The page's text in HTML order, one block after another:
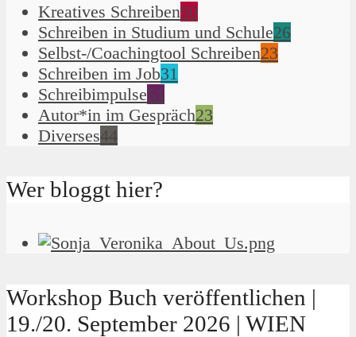
Kreatives Schreiben90
Schreiben in Studium und Schule26
Selbst-/Coachingtool Schreiben23
Schreiben im Job31
Schreibimpulse51
Autor*in im Gespräch23
Diverses44
Wer bloggt hier?
Workshop Buch veröffentlichen |
19./20. September 2026 | WIEN